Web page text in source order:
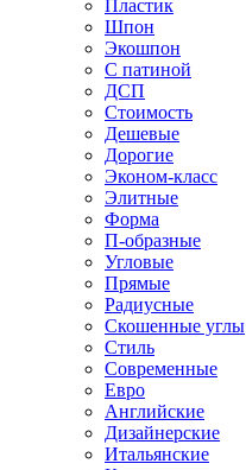
Пластик
Шпон
Экошпон
С патиной
ДСП
Стоимость
Дешевые
Дорогие
Эконом-класс
Элитные
Форма
П-образные
Угловые
Прямые
Радиусные
Скошенные углы
Стиль
Современные
Евро
Английские
Дизайнерские
Итальянские